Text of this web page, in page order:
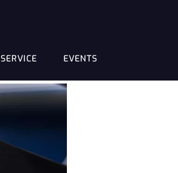
SERVICE EVENTS